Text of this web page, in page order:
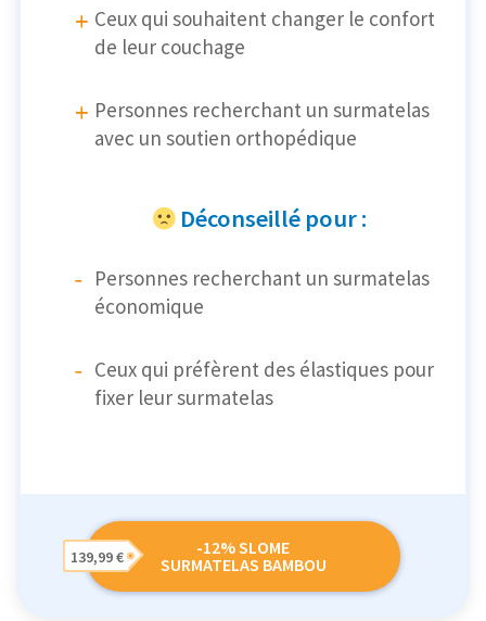
Ceux qui souhaitent changer le confort
de leur couchage
Personnes recherchant un surmatelas
avec un soutien orthopédique
Déconseillé pour :
Personnes recherchant un surmatelas
économique
Ceux qui préfèrent des élastiques pour
fixer leur surmatelas
-12% SLOME
SURMATELAS BAMBOU
139,99 €